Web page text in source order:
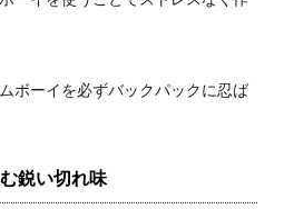
ボーイを必ずバックパックに忍ば
鋭い切れ味